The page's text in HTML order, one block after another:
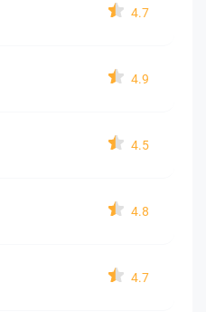
4.7
4.9
4.5
4.8
4.7